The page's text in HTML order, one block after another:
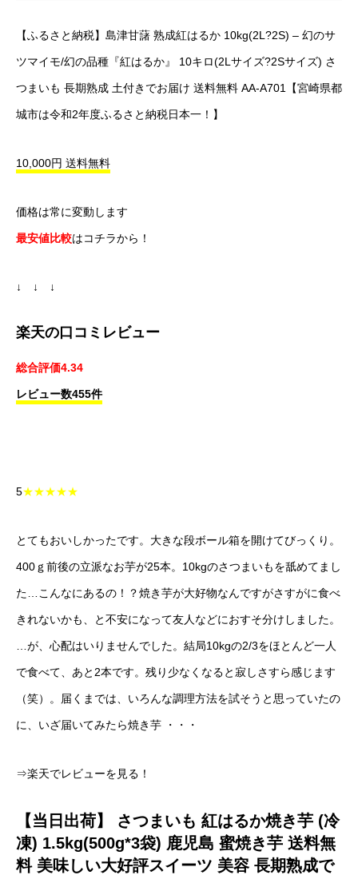
【ふるさと納税】島津甘藷 熟成紅はるか 10kg(2L?2S) – 幻のサ
ツマイモ/幻の品種『紅はるか』 10キロ(2Lサイズ?2Sサイズ) さ
つまいも 長期熟成 土付きでお届け 送料無料 AA-A701【宮崎県都
城市は令和2年度ふるさと納税日本一！】
10,000円 送料無料
価格は常に変動します
最安値比較はコチラから！
↓ ↓ ↓
楽天の口コミレビュー
総合評価4.34
レビュー数455件
5★★★★★
とてもおいしかったです。大きな段ボール箱を開けてびっくり。
400ｇ前後の立派なお芋が25本。10kgのさつまいもを舐めてまし
た…こんなにあるの！？焼き芋が大好物なんですがさすがに食べ
きれないかも、と不安になって友人などにおすそ分けしました。
…が、心配はいりませんでした。結局10kgの2/3をほとんど一人
で食べて、あと2本です。残り少なくなると寂しさすら感じます
（笑）。届くまでは、いろんな調理方法を試そうと思っていたの
に、いざ届いてみたら焼き芋 ・・・
⇒楽天でレビューを見る！
【当日出荷】 さつまいも 紅はるか焼き芋 (冷
凍) 1.5kg(500g*3袋) 鹿児島 蜜焼き芋 送料無
料 美味しい大好評スイーツ 美容 長期熟成で